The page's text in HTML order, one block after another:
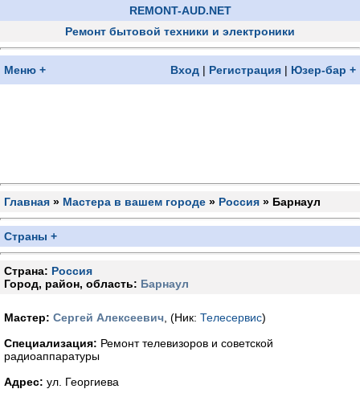
REMONT-AUD.NET
Ремонт бытовой техники и электроники
Меню + Вход | Регистрация | Юзер-бар +
Главная » Мастера в вашем городе » Россия » Барнаул
Страны +
Страна: Россия
Город, район, область: Барнаул
Мастер: Сергей Алексеевич , (Ник: Телесервис)
Специализация: Ремонт телевизоров и советской
радиоаппаратуры
Адрес: ул. Георгиева